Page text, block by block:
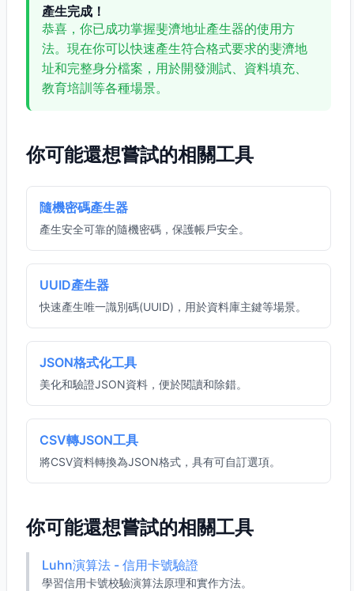
產生完成！
恭喜，你已成功掌握斐濟地址產生器的使用方
法。現在你可以快速產生符合格式要求的斐濟地
址和完整身分檔案，用於開發測試、資料填充、
教育培訓等各種場景。
你可能還想嘗試的相關工具
隨機密碼產生器
產生安全可靠的隨機密碼，保護帳戶安全。
UUID產生器
快速產生唯一識別碼(UUID)，用於資料庫主鍵等場景。
JSON格式化工具
美化和驗證JSON資料，便於閱讀和除錯。
CSV轉JSON工具
將CSV資料轉換為JSON格式，具有可自訂選項。
你可能還想嘗試的相關工具
Luhn演算法 - 信用卡號驗證
學習信用卡號校驗演算法原理和實作方法。